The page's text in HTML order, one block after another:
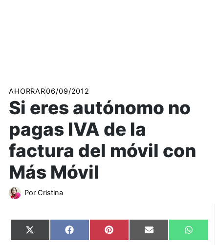
AHORRAR06/09/2012
Si eres autónomo no
pagas IVA de la
factura del móvil con
Más Móvil
Por Cristina
Compartir
en
X
(Twitter)
Compartir
en
Facebook Compartir
en
Pinterest Compartir
en
Email
en